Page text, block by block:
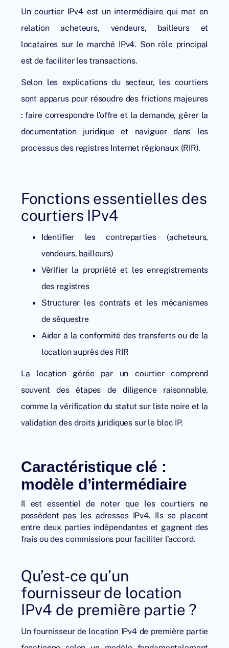
Un courtier IPv4 est un intermédiaire qui met en
relation acheteurs, vendeurs, bailleurs et
locataires sur le marché IPv4. Son rôle principal
est de faciliter les transactions.
Selon les explications du secteur, les courtiers
sont apparus pour résoudre des frictions majeures
: faire correspondre l’offre et la demande, gérer la
documentation juridique et naviguer dans les
processus des registres Internet régionaux (RIR).
Fonctions essentielles des
courtiers IPv4
Identifier les contreparties (acheteurs,
vendeurs, bailleurs)
Vérifier la propriété et les enregistrements
des registres
Structurer les contrats et les mécanismes
de séquestre
Aider à la conformité des transferts ou de la
location auprès des RIR
La location gérée par un courtier comprend
souvent des étapes de diligence raisonnable,
comme la vérification du statut sur liste noire et la
validation des droits juridiques sur le bloc IP.
Caractéristique clé :
modèle d’intermédiaire
Il est essentiel de noter que les courtiers ne
possèdent pas les adresses IPv4. Ils se placent
entre deux parties indépendantes et gagnent des
frais ou des commissions pour faciliter l’accord.
Qu’est-ce qu’un
fournisseur de location
IPv4 de première partie ?
Un fournisseur de location IPv4de première partie